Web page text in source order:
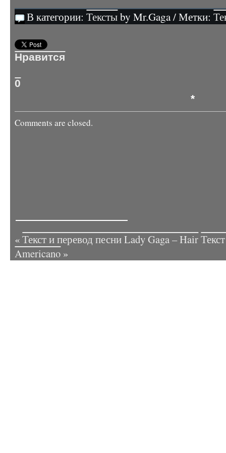
В категории:Текстыby Mr.Gaga / Метки:
Нравится
0
*
Comments are closed.
«Текст и перевод песни Lady Gaga – Hair
Americano »